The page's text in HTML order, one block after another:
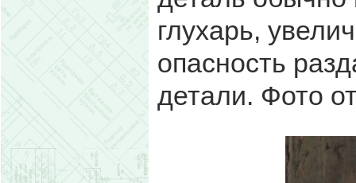
глухарь,
опасность
детали. Фото